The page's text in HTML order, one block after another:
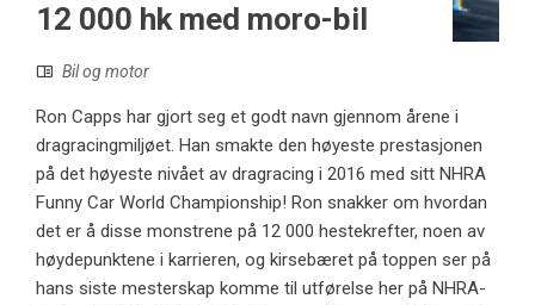
12 000 hk med moro-bil
Bil og motor
Ron Capps har gjort seg et godt navn gjennom årene i
dragracingmiljøet. Han smakte den høyeste prestasjonen
på det høyeste nivået av dragracing i 2016 med sitt NHRA
Funny Car World Championship! Ron snakker om hvordan
det er å disse monstrene på 12 000 hestekrefter, noen av
høydepunktene i karrieren, og kirsebæret på toppen ser på
hans siste mesterskap komme til utførelse her på NHRA-